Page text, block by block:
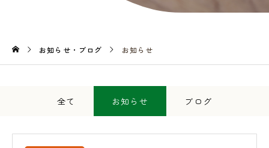
お知らせ・ブログ お知らせ
全て お知らせ ブログ